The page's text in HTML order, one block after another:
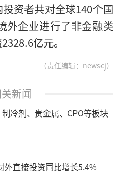
资者共对全球140个国
外企业进行了非金融类
亿元。
（责任编辑：newscj）
新闻
冷剂、贵金属、CPO等板块
外直接投资同比增长5.4%